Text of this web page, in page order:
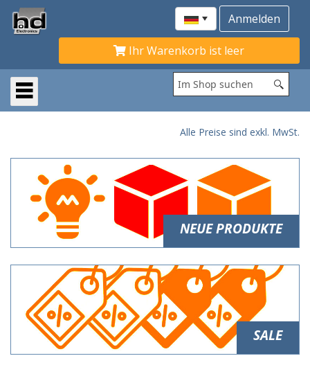
Ihr Warenkorb ist leer
Alle Preise sind exkl. MwSt.
NEUE PRODUKTE
SALE